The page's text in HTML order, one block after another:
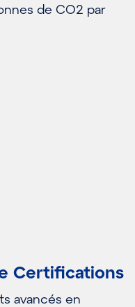
de CO2 par
Certifications
avancés en